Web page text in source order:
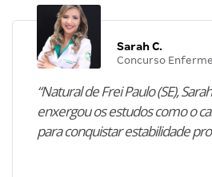
Sarah C.
Concurso
“Natural de Frei Paulo (SE),
enxergou os estudos como o
para conquistar estabilidade